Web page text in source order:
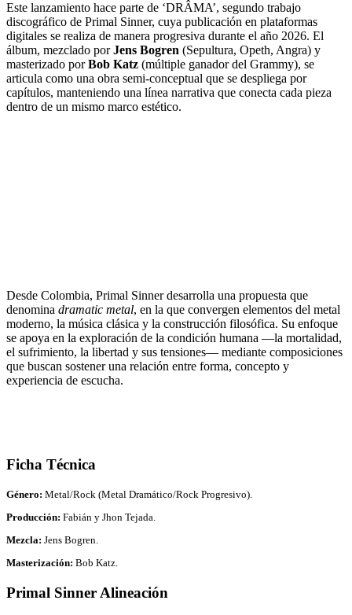
Este lanzamiento hace parte de ‘DRÂMA’, segundo trabajo
discográfico de Primal Sinner, cuya publicación en plataformas
digitales se realiza de manera progresiva durante el año 2026. El
álbum, mezclado porJens Bogren (Sepultura, Opeth, Angra) y
masterizado porBob Katz (múltiple ganador del Grammy), se
articula como una obra semi-conceptual que se despliega por
capítulos, manteniendo una línea narrativa que conecta cada pieza
dentro de un mismo marco estético.
Desde Colombia, Primal Sinner desarrolla una propuesta que
denomina dramatic metal, en la que convergen elementos del metal
moderno, la música clásica y la construcción filosófica. Su enfoque
se apoya en la exploración de la condición humana —la mortalidad,
el sufrimiento, la libertad y sus tensiones— mediante composiciones
que buscan sostener una relación entre forma, concepto y
experiencia de escucha.
Ficha Técnica
Género: Metal/Rock (Metal Dramático/Rock Progresivo).
Producción: Fabián y Jhon Tejada.
Mezcla: Jens Bogren.
Masterización: Bob Katz.
Primal Sinner Alineación